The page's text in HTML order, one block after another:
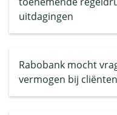
uitdagingen
Rabobank mocht
vermogen bij